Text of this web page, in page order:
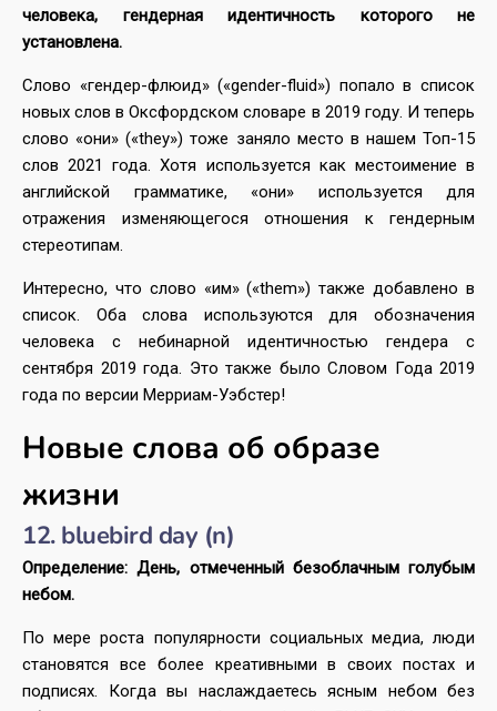
человека, гендерная идентичность которого не
установлена.
Слово «гендер-флюид» («gender-fluid») попало в список
новых слов в Оксфордском словаре в 2019 году. И теперь
слово «они» («they») тоже заняло место в нашем Топ-15
слов 2021 года. Хотя используется как местоимение в
английской грамматике, «они» используется для
отражения изменяющегося отношения к гендерным
стереотипам.
Интересно, что слово «им» («them») также добавлено в
список. Оба слова используются для обозначения
человека с небинарной идентичностью гендера с
сентября 2019 года. Это также было Словом Года 2019
года по версии Мерриам-Уэбстер!
Новые слова об образе
жизни
12. bluebird day (n)
Определение: День, отмеченный безоблачным голубым
небом.
По мере роста популярности социальных медиа, люди
становятся все более креативными в своих постах и
подписях. Когда вы наслаждаетесь ясным небом без